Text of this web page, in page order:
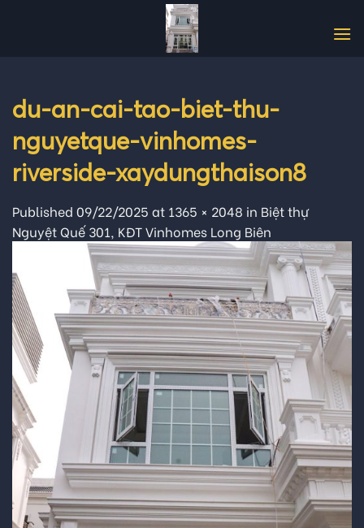
du-an-cai-tao-biet-thu-
nguyetque-vinhomes-
riverside-xaydungthaison8
Published 09/22/2025 at 1365 × 2048 in Biệt thự
Nguyệt Quế 301, KĐT Vinhomes Long Biên